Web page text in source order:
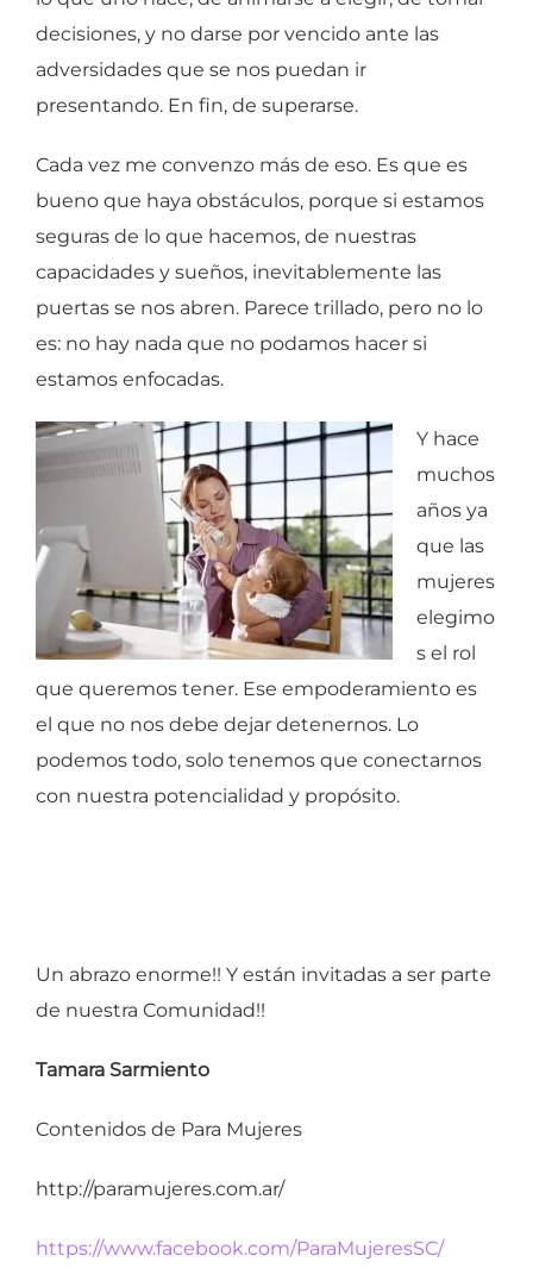
decisiones, y no darse por vencido ante las
adversidades que se nos puedan ir
presentando. En fin, de superarse.
Cada vez me convenzo más de eso. Es que es
bueno que haya obstáculos, porque si estamos
seguras de lo que hacemos, de nuestras
capacidades y sueños, inevitablemente las
puertas se nos abren. Parece trillado, pero no lo
es: no hay nada que no podamos hacer si
estamos enfocadas.
Y hace
muchos
años ya
que las
mujeres
elegimo
s el rol
que queremos tener. Ese empoderamiento es
el que no nos debe dejar detenernos. Lo
podemos todo, solo tenemos que conectarnos
con nuestra potencialidad y propósito.
Un abrazo enorme!! Y están invitadas a ser parte
de nuestra Comunidad!!
Tamara Sarmiento
Contenidos de Para Mujeres
http://paramujeres.com.ar/
https://www.facebook.com/ParaMujeresSC/